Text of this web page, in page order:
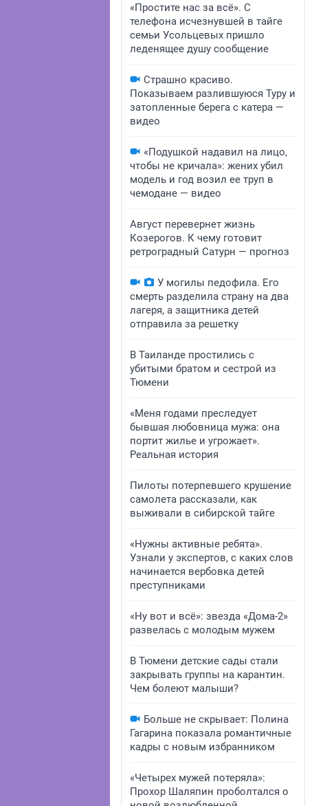
«Простите нас за всё». С
телефона исчезнувшей в тайге
семьи Усольцевых пришло
леденящее душу сообщение
Страшно красиво.
Показываем разлившуюся Туру и
затопленные берега с катера —
видео
«Подушкой надавил на лицо,
чтобы не кричала»: жених убил
модель и год возил ее труп в
чемодане — видео
Август перевернет жизнь
Козерогов. К чему готовит
ретроградный Сатурн — прогноз
У могилы педофила. Его
смерть разделила страну на два
лагеря, а защитника детей
отправила за решетку
В Таиланде простились с
убитыми братом и сестрой из
Тюмени
«Меня годами преследует
бывшая любовница мужа: она
портит жилье и угрожает».
Реальная история
Пилоты потерпевшего крушение
самолета рассказали, как
выживали в сибирской тайге
«Нужны активные ребята».
Узнали у экспертов, с каких слов
начинается вербовка детей
преступниками
«Ну вот и всё»: звезда «Дома-2»
развелась с молодым мужем
В Тюмени детские сады стали
закрывать группы на карантин.
Чем болеют малыши?
Больше не скрывает: Полина
Гагарина показала романтичные
кадры с новым избранником
«Четырех мужей потеряла»:
Прохор Шаляпин проболтался о